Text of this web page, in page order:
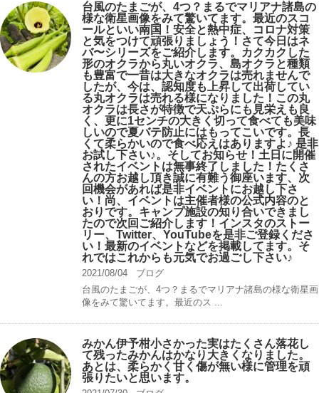
台風のたまごが、4つ？まるでマリアナ諸島の
様な衛星画像をみて驚いてます。最近のスコ
ールといい南国！安全と熱中症、コロナ対策
と気をつけて頑張りましょう！さて今日はネ
バ〜シリーズをご紹介します。カクカクした
形のオクラから丸いオクラ、島オクラと種類
も豊富で一昔は大きなオクラは売れませんで
したが、今は、認知度も上昇して出荷してい
る丸オクラは売れる様になりました！この丸
オクラは長さが特徴で天ぷらにも見栄えも良
く、更に1センチの大きく切って食べても美味
しいので夏バテ防止にはもってこいです。長
くて柔らかいので食べ応えはありますよ♪ 是非
お試し下さい♪。そしてお知らせ！土日に開催
されたイベントは無事終了しました！たくさ
んの方お越し頂き誠に有難う御座います、次
回機会があれば是非イベントにお越し下さ
い！尚、イベントは主催者様の公式内容のと
おりです。キャンプ️施設の知り合いできまし
たので次回ご紹介します！インスタのストー
リー、Twitter、YouTubeを是非ご登録くださ
い！最新のイベントなどを掲載してます。そ
れではこれからも元気でお過ごし下さい♪
2021/08/04
ブログ
台風のたまごが、4つ？まるでマリアナ諸島の様な衛星画
像をみて驚いてます。最近のス ...
みかん伊予柑小さかった実はたくさん落花し
て残ったみかんはかなり大きくなりました。
あとは、柔らかく甘く傷が無い様に管理を頑
張りたいと思います。